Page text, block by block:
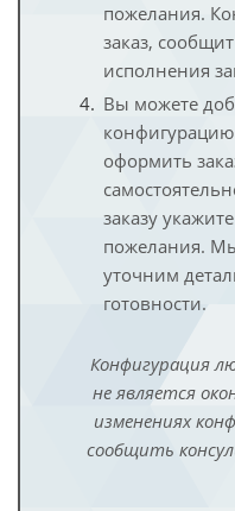
пожелания.
заказ,
исполнения
Вы можете
оформить
заказу
пожелания.
уточним
готовности.
Конфигурация
не является
изменениях
сообщить